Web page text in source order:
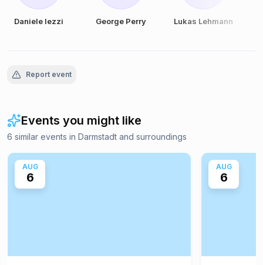
Daniele Iezzi George Perry Lukas Lehmann
Report event
Events you might like
6 similar events in Darmstadt and surroundings
AUG
6
AUG
6